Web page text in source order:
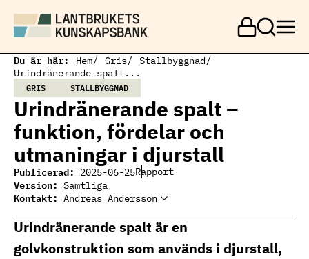
a
Du är här: Hem Gris
Stallbyggnad
Urindränerande spalt...
GRIS STALLBYGGNAD
Urindränerande spalt –
funktion, fördelar och
utmaningar i djurstall
Publicerad: 2025-06-25Rapport
Version: Samtliga
Kontakt: Andreas Andersson
Andreas Andersson
Ämnesansvarig stallbygg
andreas.l.andersson@ri.se
079-023 14 90
Stallbygg
Urindränerande spalt är en
golvkonstruktion som används i djurstall,